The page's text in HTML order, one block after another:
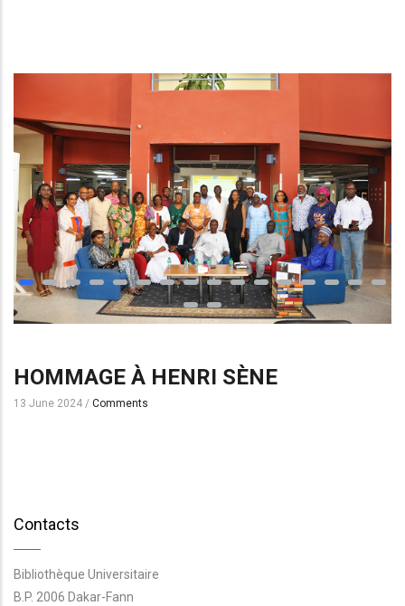
HOMMAGE À HENRI SÈNE
13 June 2024 / Comments
Contacts
Bibliothèque Universitaire
B.P. 2006 Dakar-Fann